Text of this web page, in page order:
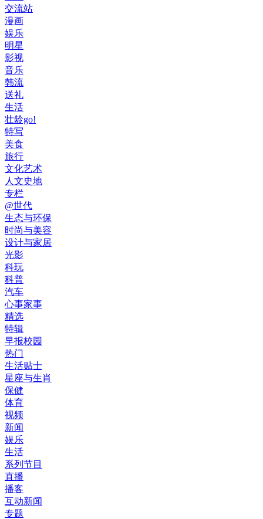
交流站
漫画
娱乐
明星
影视
音乐
韩流
送礼
生活
壮龄go!
特写
美食
旅行
文化艺术
人文史地
专栏
@世代
生态与环保
时尚与美容
设计与家居
光影
科玩
科普
汽车
心事家事
精选
特辑
早报校园
热门
生活贴士
星座与生肖
保健
体育
视频
新闻
娱乐
生活
系列节目
直播
播客
互动新闻
专题